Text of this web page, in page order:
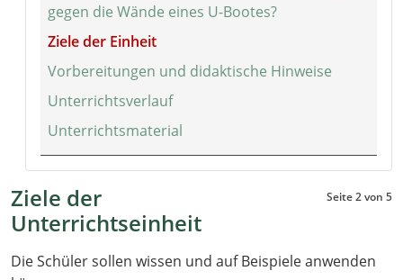
gegen die Wände eines U-Bootes?
Ziele der Einheit
Vorbereitungen und didaktische Hinweise
Unterrichtsverlauf
Unterrichtsmaterial
Seite 2 von 5
Ziele der
Unterrichtseinheit
Die Schüler sollen wissen und auf Beispiele anwenden